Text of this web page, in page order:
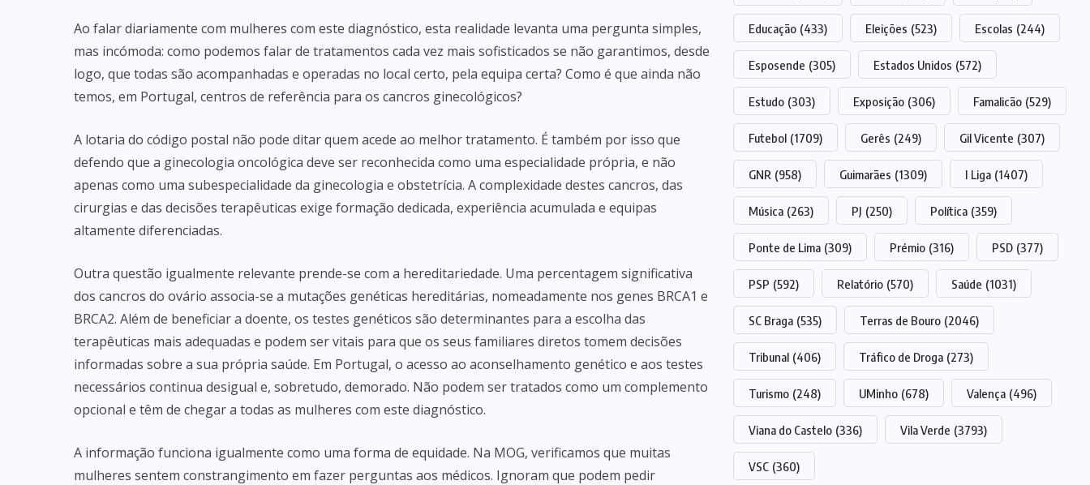
Ao falar diariamente com mulheres com este diagnóstico, esta realidade levanta uma pergunta simples,
mas incómoda: como podemos falar de tratamentos cada vez mais sofisticados se não garantimos, desde
logo, que todas são acompanhadas e operadas no local certo, pela equipa certa? Como é que ainda não
temos, em Portugal, centros de referência para os cancros ginecológicos?
A lotaria do código postal não pode ditar quem acede ao melhor tratamento. É também por isso que
defendo que a ginecologia oncológica deve ser reconhecida como uma especialidade própria, e não
apenas como uma subespecialidade da ginecologia e obstetrícia. A complexidade destes cancros, das
cirurgias e das decisões terapêuticas exige formação dedicada, experiência acumulada e equipas
altamente diferenciadas.
Outra questão igualmente relevante prende-se com a hereditariedade. Uma percentagem significativa
dos cancros do ovário associa-se a mutações genéticas hereditárias, nomeadamente nos genes BRCA1 e
BRCA2. Além de beneficiar a doente, os testes genéticos são determinantes para a escolha das
terapêuticas mais adequadas e podem ser vitais para que os seus familiares diretos tomem decisões
informadas sobre a sua própria saúde. Em Portugal, o acesso ao aconselhamento genético e aos testes
necessários continua desigual e, sobretudo, demorado. Não podem ser tratados como um complemento
opcional e têm de chegar a todas as mulheres com este diagnóstico.
A informação funciona igualmente como uma forma de equidade. Na MOG, verificamos que muitas
mulheres sentem constrangimento em fazer perguntas aos médicos. Ignoram que podem pedir
Educação (433) Eleições (523) Escolas (244)
Esposende (305) Estados Unidos (572)
Estudo (303) Exposição (306) Famalicão (529)
Futebol (1709) Gerês (249) Gil Vicente (307)
GNR (958) Guimarães (1309) I Liga (1407)
Música (263) PJ (250) Política (359)
Ponte de Lima (309) Prémio (316) PSD (377)
PSP (592) Relatório (570) Saúde (1031)
SC Braga (535) Terras de Bouro (2046)
Tribunal (406) Tráfico de Droga (273)
Turismo (248) UMinho (678) Valença (496)
Viana do Castelo (336) Vila Verde (3793)
VSC (360)